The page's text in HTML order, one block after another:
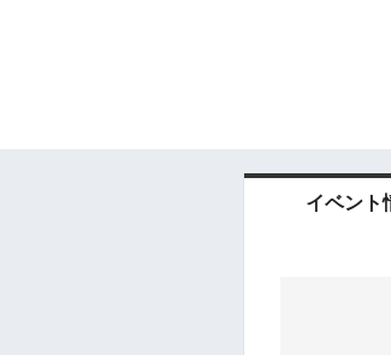
イベント